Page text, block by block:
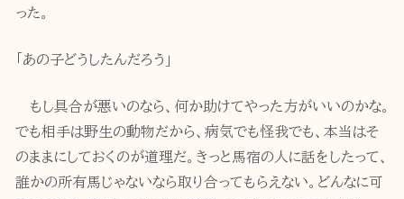
った。
「あの子どうしたんだろう」
もし具合が悪いのなら、何か助けてやった方がいいのかな。
でも相手は野生の動物だから、病気でも怪我でも、本当はそ
のままにしておくのが道理だ。きっと馬宿の人に話をしたって、
誰かの所有馬じゃないなら取り合ってもらえない。どんなに可